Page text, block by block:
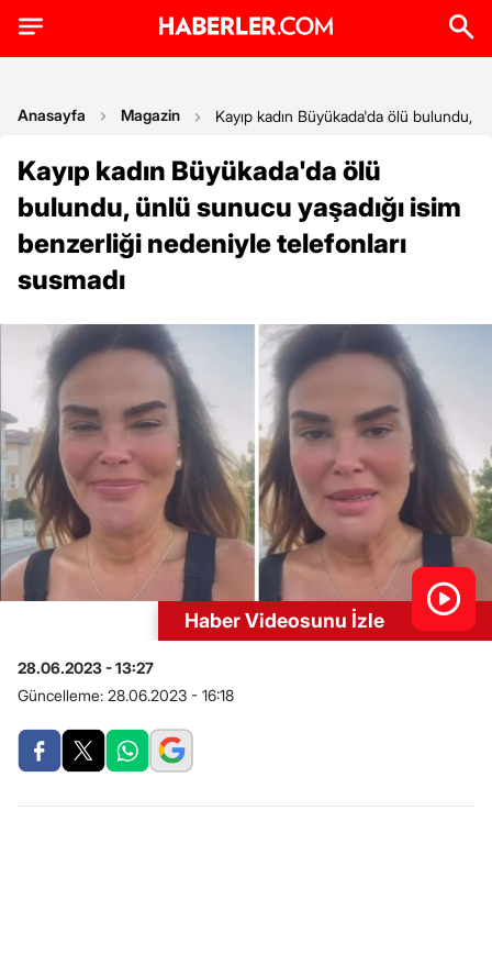
Anasayfa Magazin Kayıp kadın Büyükada'da ölü bulundu,
Kayıp kadın Büyükada'da ölü
bulundu, ünlü sunucu yaşadığı isim
benzerliği nedeniyle telefonları
susmadı
Haber Videosunu İzle
28.06.2023 - 13:27
Güncelleme: 28.06.2023 - 16:18